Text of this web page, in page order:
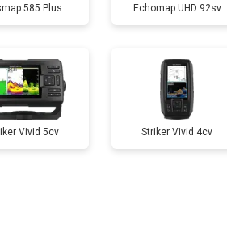
лампы
зуммера
585 Plus Echomap UHD 92sv
Vivid 5cv Striker Vivid 4cv